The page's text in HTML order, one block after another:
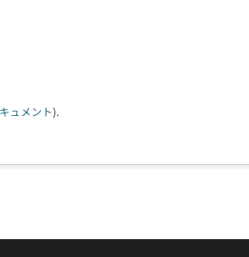
ュメント).